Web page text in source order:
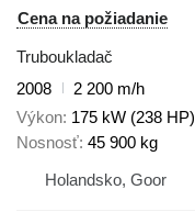
Cena na požiadanie
Truboukladač
2008
2 200 m/h
Výkon 175 kW (238 HP)
Nosnosť 45 900 kg
Holandsko, Goor